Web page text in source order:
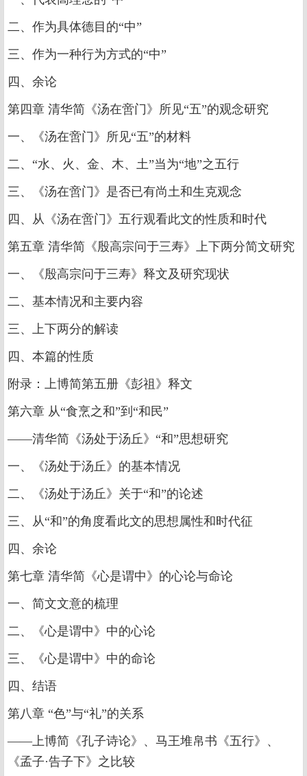
二、作为具体德目的“中”
三、作为一种行为方式的“中”
四、余论
第四章 清华简《汤在啻门》所见“五”的观念研究
一、《汤在啻门》所见“五”的材料
二、“水、火、金、木、土”当为“地”之五行
三、《汤在啻门》是否已有尚土和生克观念
四、从《汤在啻门》五行观看此文的性质和时代
第五章 清华简《殷高宗问于三寿》上下两分简文研究
一、《殷高宗问于三寿》释文及研究现状
二、基本情况和主要内容
三、上下两分的解读
四、本篇的性质
附录：上博简第五册《彭祖》释文
第六章 从“食烹之和”到“和民”
——清华简《汤处于汤丘》“和”思想研究
一、《汤处于汤丘》的基本情况
二、《汤处于汤丘》关于“和”的论述
三、从“和”的角度看此文的思想属性和时代征
四、余论
第七章 清华简《心是谓中》的心论与命论
一、简文文意的梳理
二、《心是谓中》中的心论
三、《心是谓中》中的命论
四、结语
第八章 “色”与“礼”的关系
——上博简《孔子诗论》、马王堆帛书《五行》、
《孟子·告子下》之比较